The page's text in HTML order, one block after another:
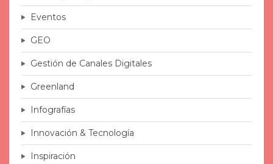
Eventos
GEO
Gestión de Canales Digitales
Greenland
Infografías
Innovación & Tecnología
Inspiración